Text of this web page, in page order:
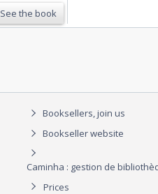
See the book
Booksellers, join us
Bookseller website
Caminha : gestion de
Prices